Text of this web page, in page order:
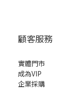
顧客服務
實體門市
成為VIP
企業採購